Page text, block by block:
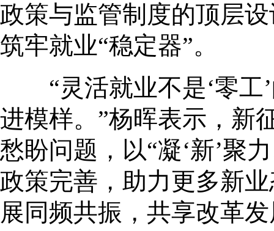
政策与监管制度的顶层
筑牢就业“稳定器”。
“灵活就业不是‘零工’
进模样。”杨晖表示，新
愁盼问题，以“凝‘新’聚
政策完善，助力更多新
展同频共振，共享改革